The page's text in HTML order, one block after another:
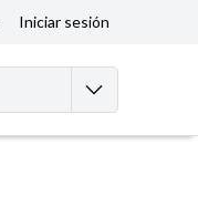
Iniciar sesión